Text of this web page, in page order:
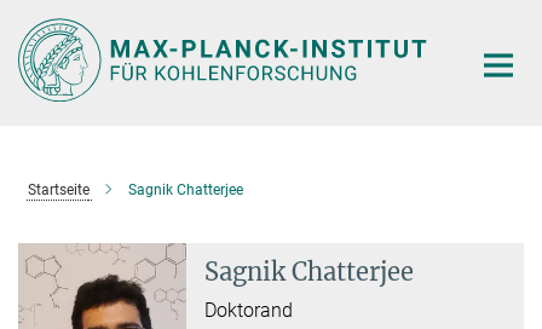
Hauptinhalt
Startseite Sagnik Chatterjee
Sagnik Chatterjee
Doktorand